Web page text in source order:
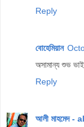
Reply
বোহেমিয়ান
অসামান্য শুভ
Reply
আলী মাহমেদ -